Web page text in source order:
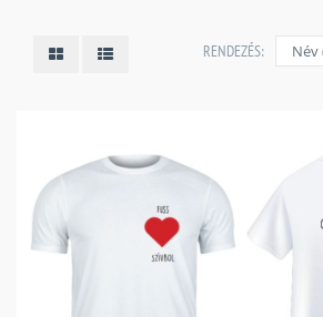
RENDEZÉS: